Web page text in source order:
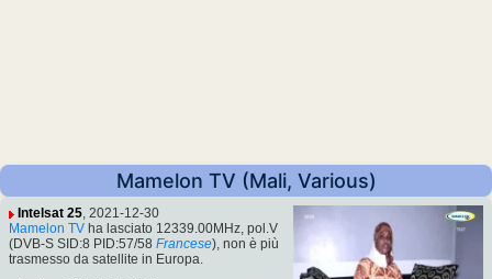
Mamelon TV (Mali, Various)
Intelsat 25, 2021-12-30
Mamelon TV ha lasciato 12339.00MHz, pol.V
(DVB-S SID:8 PID:57/58 Francese), non è più
trasmesso da satellite in Europa.